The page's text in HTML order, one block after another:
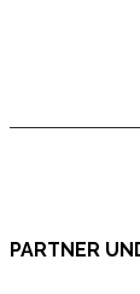
PARTNER